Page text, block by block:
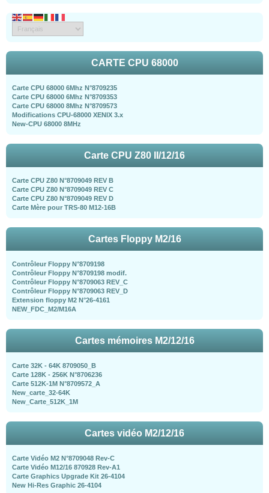
CARTE CPU 68000
Carte CPU 68000 6Mhz N°8709235
Carte CPU 68000 6Mhz N°8709353
Carte CPU 68000 8Mhz N°8709573
Modifications CPU-68000 XENIX 3.x
New-CPU 68000 8MHz
Carte CPU Z80 II/12/16
Carte CPU Z80 N°8709049 REV B
Carte CPU Z80 N°8709049 REV C
Carte CPU Z80 N°8709049 REV D
Carte Mère pour TRS-80 M12-16B
Cartes Floppy M2/16
Contrôleur Floppy N°8709198
Contrôleur Floppy N°8709198 modif.
Contrôleur Floppy N°8709063 REV_C
Contrôleur Floppy N°8709063 REV_D
Extension floppy M2 N°26-4161
NEW_FDC_M2/M16A
Cartes mémoires M2/12/16
Carte 32K - 64K 8709050_B
Carte 128K - 256K N°8706236
Carte 512K-1M N°8709572_A
New_carte_32-64K
New_Carte_512K_1M
Cartes vidéo M2/12/16
Carte Vidéo M2 N°8709048 Rev-C
Carte Vidéo M12/16 870928 Rev-A1
Carte Graphics Upgrade Kit 26-4104
New Hi-Res Graphic 26-4104